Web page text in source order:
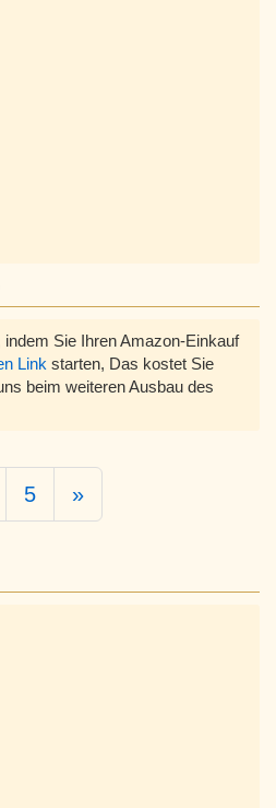
indem Sie Ihren Amazon-Einkauf
Link starten, Das kostet Sie
beim weiteren Ausbau des
5 »